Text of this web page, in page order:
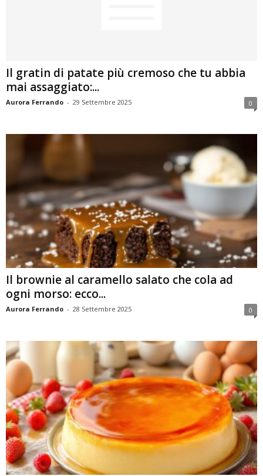
Il gratin di patate più cremoso che tu abbia
mai assaggiato:...
Aurora Ferrando - 29 Settembre 2025 0
Il brownie al caramello salato che cola ad
ogni morso: ecco...
Aurora Ferrando - 28 Settembre 2025 0